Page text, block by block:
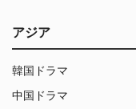
アジア
韓国ドラマ
中国ドラマ